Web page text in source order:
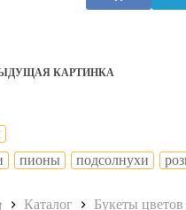
КАРТИНКА
пионы подсолнухи
ГлавнаяКаталог
Букеты